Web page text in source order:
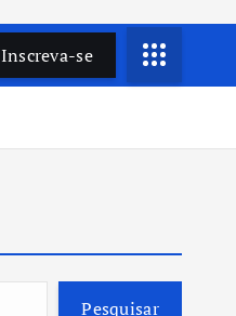
Inscreva-se
Pesquisar